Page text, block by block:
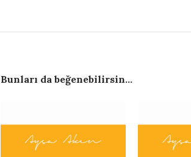
Bunları da beğenebilirsin...